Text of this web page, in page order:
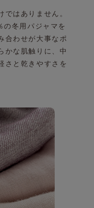
ではありません。
冬用パジャマを
合わせが大事なポ
かな肌触りに、中
さと乾きやすさを